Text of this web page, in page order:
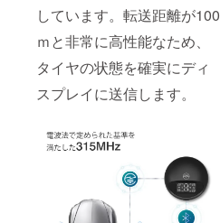
しています。転送距離が100
ｍと非常に高性能なため、
タイヤの状態を確実にディ
スプレイに送信します。